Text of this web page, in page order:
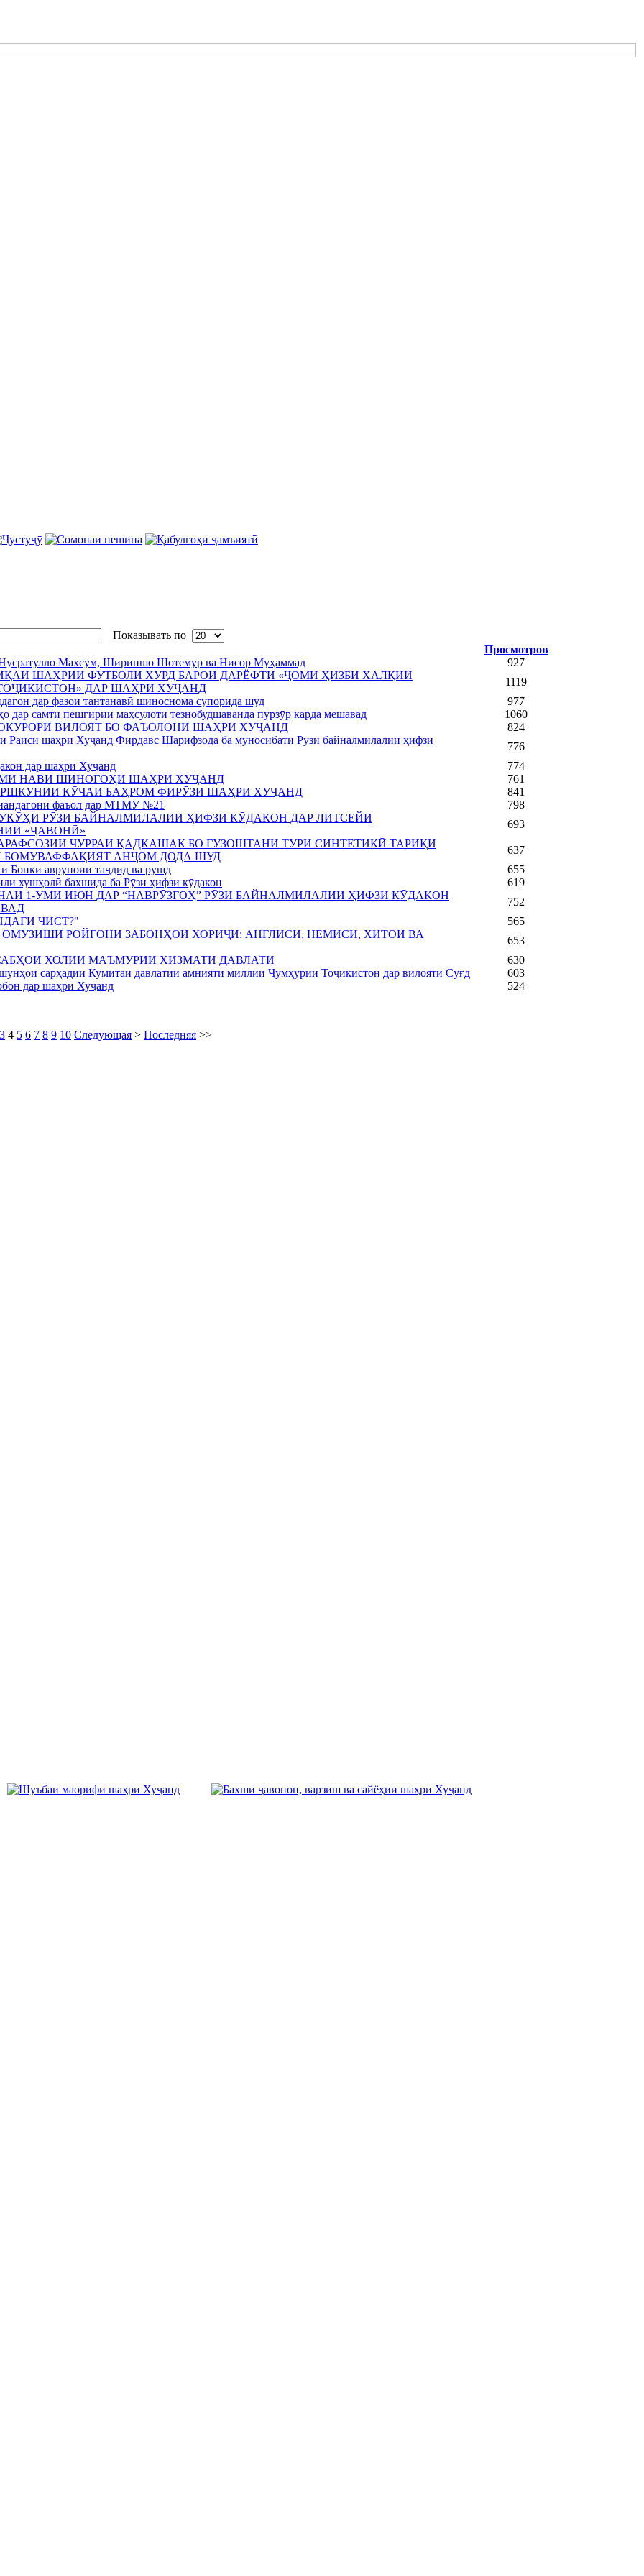
Показывать по
Просмотров
Нусратулло Махсум, Шириншо Шотемур ва Нисор Муҳаммад
927
ШАҲРИИ ФУТБОЛИ ХУРД БАРОИ ДАРЁФТИ «ҶОМИ ҲИЗБИ ХАЛҚИИ
ДАР ШАҲРИ ХУҶАНД
1119
дар фазои тантанавӣ шиноснома супорида шуд
977
самти пешгирии маҳсулоти тезнобудшаванда пурзӯр карда мешавад
1060
ВИЛОЯТ БО ФАЪОЛОНИ ШАҲРИ ХУҶАНД
824
Раиси шаҳри Хуҷанд Фирдавс Шарифзода ба муносибати Рӯзи байналмилалии ҳифзи
776
дар шаҳри Хуҷанд
774
НАВИ ШИНОГОҲИ ШАҲРИ ХУҶАНД
761
КӮЧАИ БАҲРОМ ФИРӮЗИ ШАҲРИ ХУҶАНД
841
фаъол дар МТМУ №21
798
РӮЗИ БАЙНАЛМИЛАЛИИ ҲИФЗИ КӮДАКОН ДАР ЛИТСЕЙИ
«ҶАВОНӢ»
693
ЧУРРАИ ҚАДКАШАК БО ГУЗОШТАНИ ТУРИ СИНТЕТИКӢ ТАРИҚИ
БОМУВАФФАҚИЯТ АНҶОМ ДОДА ШУД
637
Бонки аврупоии таҷдид ва рушд
655
хушҳолӣ бахшида ба Рӯзи ҳифзи кӯдакон
619
1-УМИ ИЮН ДАР “НАВРӮЗГОҲ” РӮЗИ БАЙНАЛМИЛАЛИИ ҲИФЗИ КӮДАКОН
752
ЧИСТ?"
565
РОЙГОНИ ЗАБОНҲОИ ХОРИҶӢ: АНГЛИСӢ, НЕМИСӢ, ХИТОӢ ВА
653
ХОЛИИ МАЪМУРИИ ХИЗМАТИ ДАВЛАТӢ
630
сарҳадии Кумитаи давлатии амнияти миллии Ҷумҳурии Тоҷикистон дар вилояти Суғд
603
дар шаҳри Хуҷанд
524
3 4 5 6 7 8 9 10 Следующая > Последняя >>